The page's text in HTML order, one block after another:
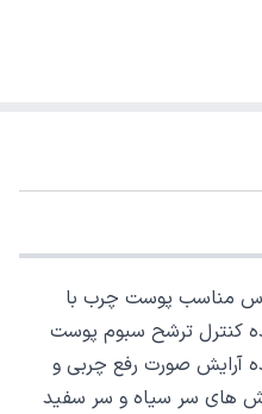
مناسب پوست چرب با
کنترل ترشح سبوم پوست
آرایش صورت رفع چربی و
های سر سیاه و سر سفید